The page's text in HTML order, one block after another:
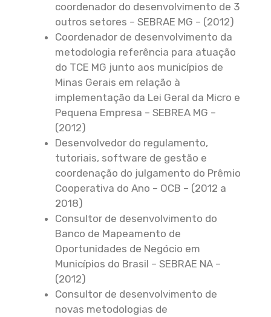
coordenador do desenvolvimento de 3
outros setores – SEBRAE MG – (2012)
Coordenador de desenvolvimento da
metodologia referência para atuação
do TCE MG junto aos municípios de
Minas Gerais em relação à
implementação da Lei Geral da Micro e
Pequena Empresa – SEBREA MG –
(2012)
Desenvolvedor do regulamento,
tutoriais, software de gestão e
coordenação do julgamento do Prêmio
Cooperativa do Ano – OCB – (2012 a
2018)
Consultor de desenvolvimento do
Banco de Mapeamento de
Oportunidades de Negócio em
Municípios do Brasil – SEBRAE NA –
(2012)
Consultor de desenvolvimento de
novas metodologias de